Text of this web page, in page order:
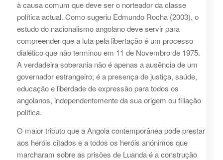
à causa comum que deve ser o norteador da classe
política actual. Como sugeriu Edmundo Rocha (2003), o
estudo do nacionalismo angolano deve servir para
compreender que a luta pela libertação é um processo
dialético que não terminou em 11 de Novembro de 1975.
A verdadeira soberania não é apenas a ausência de um
governador estrangeiro; é a presença de justiça, saúde,
educação e liberdade de expressão para todos os
angolanos, independentemente da sua origem ou filiação
política.
O maior tributo que a Angola contemporânea pode prestar
aos heróis citados e a todos os heróis anónimos que
marcharam sobre as prisões de Luanda é a construção